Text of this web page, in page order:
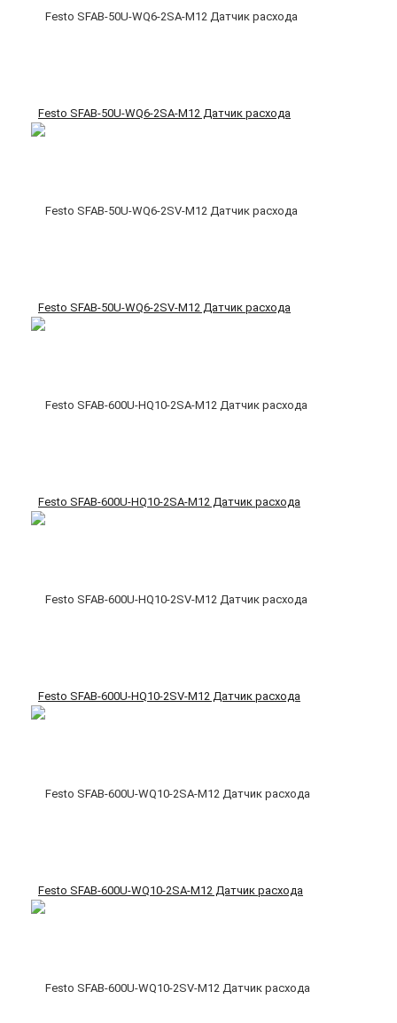
Festo SFAB-50U-WQ6-2SA-M12 Датчик расхода
Festo SFAB-50U-WQ6-2SV-M12 Датчик расхода
Festo SFAB-600U-HQ10-2SA-M12 Датчик расхода
Festo SFAB-600U-HQ10-2SV-M12 Датчик расхода
Festo SFAB-600U-WQ10-2SA-M12 Датчик расхода